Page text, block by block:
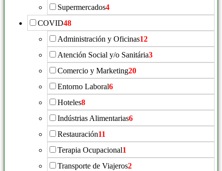
Supermercados4
COVID48
Administración y Oficinas12
Atención Social y/o Sanitária3
Comercio y Marketing20
Entorno Laboral6
Hoteles8
Indústrias Alimentarias6
Restauración11
Terapia Ocupacional1
Transporte de Viajeros2